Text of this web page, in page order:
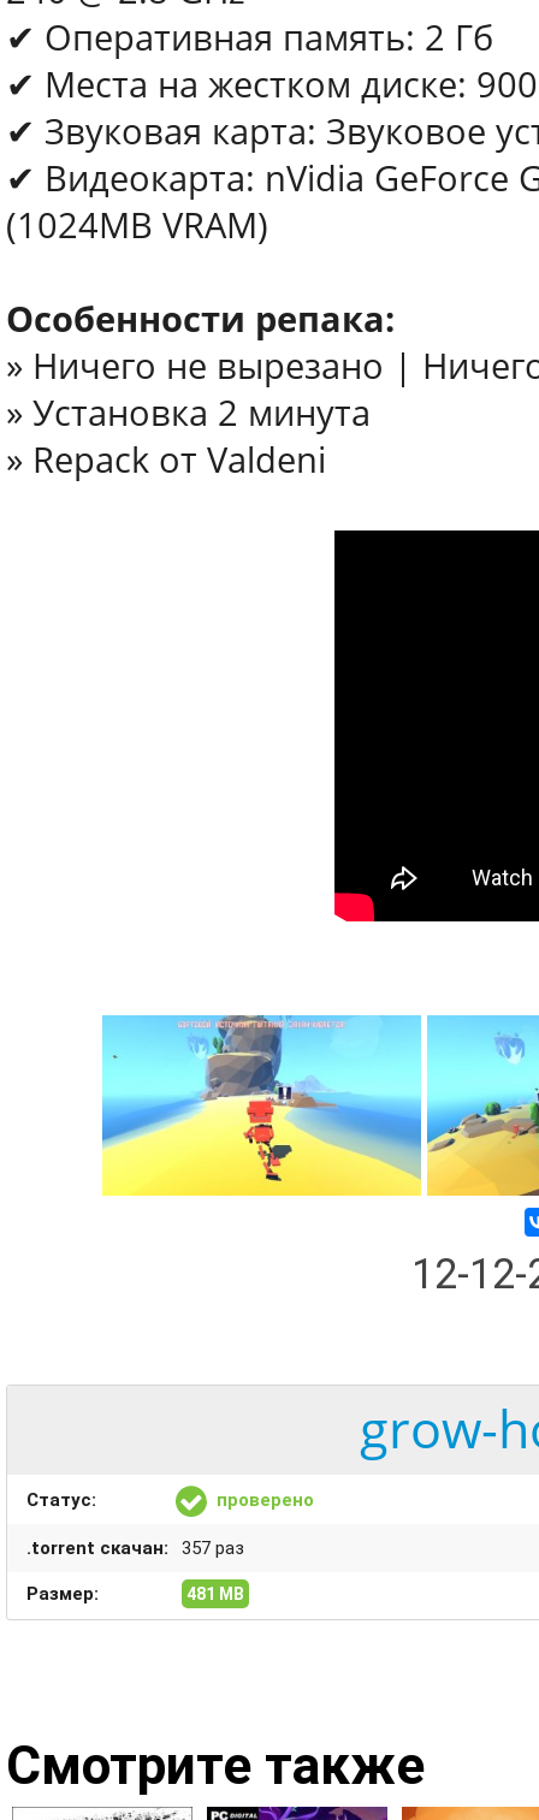
✔ Оперативная память: 2 Гб
✔ Места на жестком диске:
✔ Звуковая карта: Звуковое
✔ Видеокарта: nVidia GeForce
(1024MB VRAM)
Особенности репака:
» Ничего не вырезано |
» Установка 2 минута
» Repack от Valdeni
12-
grow-
Статус: проверено
.torrent скачан: 357 раз
Размер: 481 MB
Смотрите также